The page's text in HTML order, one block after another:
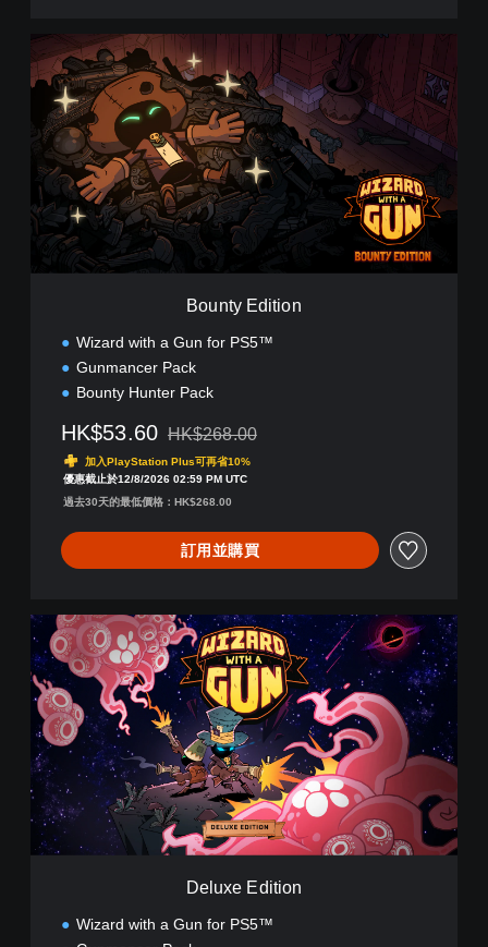
B
o
u
E
i
o
Bounty Edition
Wizard with a Gun for PS5™
Gunmancer Pack
Bounty Hunter Pack
HK$53.60 折扣前原價為HK$268.00
HK$268.00
加入PlayStation Plus可再省10%
優惠截止於12/8/2026 02:59 PM UTC
過去30天的最低價格：HK$268.00
訂用並購買
D
e
l
u
x
e
E
d
i
o
Deluxe Edition
Wizard with a Gun for PS5™